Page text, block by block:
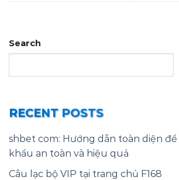
Search
RECENT POSTS
shbet com: Hướng dẫn toàn diện
khẩu an toàn và hiệu quả
Câu lạc bộ VIP tại trang chủ F168